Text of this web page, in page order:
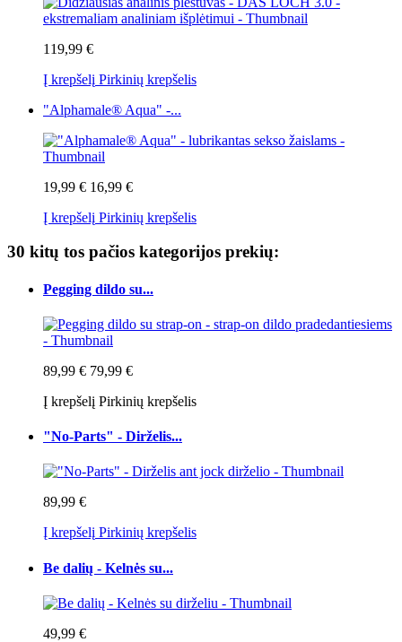
119,99 €
Į krepšelį Pirkinių krepšelis
"Alphamale® Aqua" -...
19,99 € 16,99 €
Į krepšelį Pirkinių krepšelis
30 kitų tos pačios kategorijos prekių:
Pegging dildo su...
89,99 € 79,99 €
Į krepšelį Pirkinių krepšelis
"No-Parts" - Dirželis...
89,99 €
Į krepšelį Pirkinių krepšelis
Be dalių - Kelnės su...
49,99 €